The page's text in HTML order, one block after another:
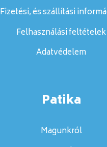
Fizetési, és szállítási
Felhasználási feltételek
Adatvédelem
Patika
Magunkról